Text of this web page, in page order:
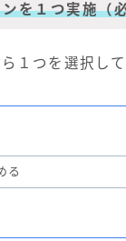
を１つ実施（
１つを選択して
る